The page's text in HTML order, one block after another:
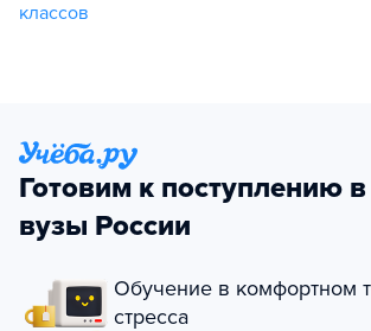
классов
Готовим к поступлению
вузы России
Обучение в комфортном
стресса